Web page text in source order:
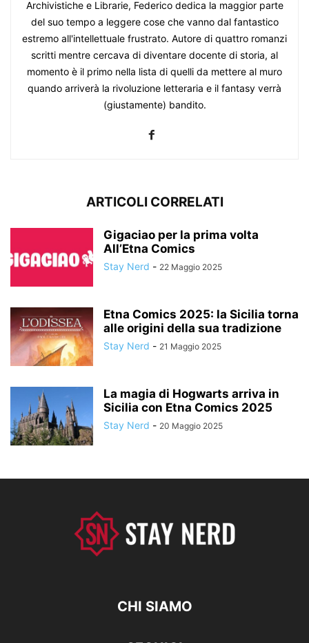
Archivistiche e Librarie, Federico dedica la maggior parte
del suo tempo a leggere cose che vanno dal fantastico
estremo all'intellettuale frustrato. Autore di quattro romanzi
scritti mentre cercava di diventare docente di storia, al
momento è il primo nella lista di quelli da mettere al muro
quando arriverà la rivoluzione letteraria e il fantasy verrà
(giustamente) bandito.
ARTICOLI CORRELATI
Gigaciao per la prima volta
All’Etna Comics
Stay Nerd - 22 Maggio 2025
Etna Comics 2025: la Sicilia torna
alle origini della sua tradizione
Stay Nerd - 21 Maggio 2025
La magia di Hogwarts arriva in
Sicilia con Etna Comics 2025
Stay Nerd - 20 Maggio 2025
CHI SIAMO